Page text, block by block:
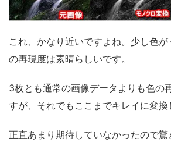
これ、かなり近いですよね。少し色が
の再現度は素晴らしいです。
3枚とも通常の画像データよりも色の
すが、それでもここまでキレイに変換
正直あまり期待していなかったので驚